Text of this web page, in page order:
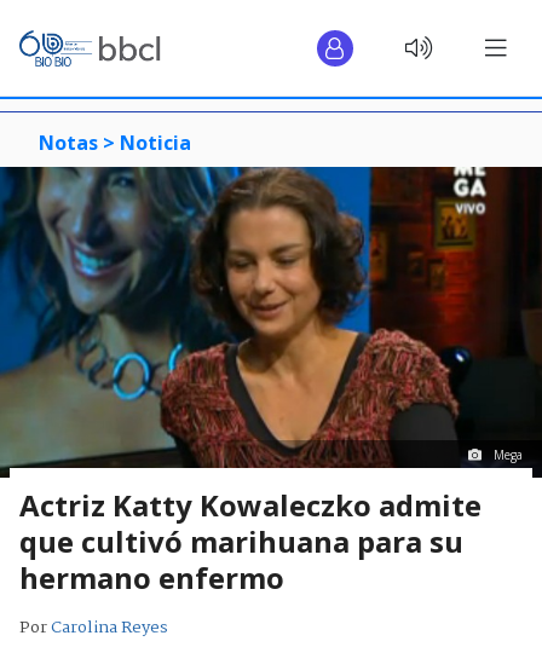
Notas > Noticia
Mega
Actriz Katty Kowaleczko admite
que cultivó marihuana para su
hermano enfermo
PorCarolina Reyes